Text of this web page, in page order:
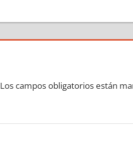
Los campos obligatorios están